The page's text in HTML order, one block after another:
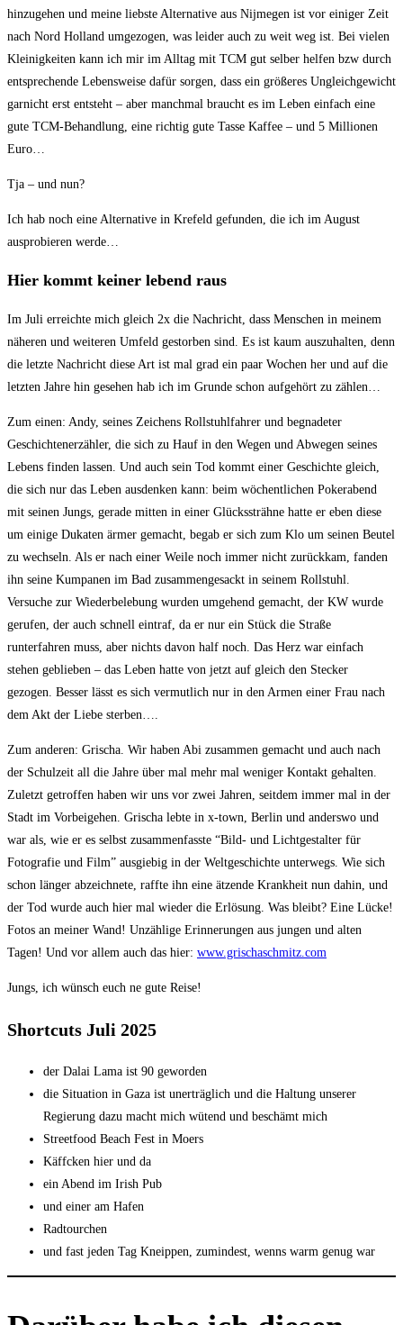
hinzugehen und meine liebste Alternative aus Nijmegen ist vor einiger Zeit
nach Nord Holland umgezogen, was leider auch zu weit weg ist. Bei vielen
Kleinigkeiten kann ich mir im Alltag mit TCM gut selber helfen bzw durch
entsprechende Lebensweise dafür sorgen, dass ein größeres Ungleichgewicht
garnicht erst entsteht – aber manchmal braucht es im Leben einfach eine
gute TCM-Behandlung, eine richtig gute Tasse Kaffee – und 5 Millionen
Euro…
Tja – und nun?
Ich hab noch eine Alternative in Krefeld gefunden, die ich im August
ausprobieren werde…
Hier kommt keiner lebend raus
Im Juli erreichte mich gleich 2x die Nachricht, dass Menschen in meinem
näheren und weiteren Umfeld gestorben sind. Es ist kaum auszuhalten, denn
die letzte Nachricht diese Art ist mal grad ein paar Wochen her und auf die
letzten Jahre hin gesehen hab ich im Grunde schon aufgehört zu zählen…
Zum einen: Andy, seines Zeichens Rollstuhlfahrer und begnadeter
Geschichtenerzähler, die sich zu Hauf in den Wegen und Abwegen seines
Lebens finden lassen. Und auch sein Tod kommt einer Geschichte gleich,
die sich nur das Leben ausdenken kann: beim wöchentlichen Pokerabend
mit seinen Jungs, gerade mitten in einer Glückssträhne hatte er eben diese
um einige Dukaten ärmer gemacht, begab er sich zum Klo um seinen Beutel
zu wechseln. Als er nach einer Weile noch immer nicht zurückkam, fanden
ihn seine Kumpanen im Bad zusammengesackt in seinem Rollstuhl.
Versuche zur Wiederbelebung wurden umgehend gemacht, der KW wurde
gerufen, der auch schnell eintraf, da er nur ein Stück die Straße
runterfahren muss, aber nichts davon half noch. Das Herz war einfach
stehen geblieben – das Leben hatte von jetzt auf gleich den Stecker
gezogen. Besser lässt es sich vermutlich nur in den Armen einer Frau nach
dem Akt der Liebe sterben….
Zum anderen: Grischa. Wir haben Abi zusammen gemacht und auch nach
der Schulzeit all die Jahre über mal mehr mal weniger Kontakt gehalten.
Zuletzt getroffen haben wir uns vor zwei Jahren, seitdem immer mal in der
Stadt im Vorbeigehen. Grischa lebte in x-town, Berlin und anderswo und
war als, wie er es selbst zusammenfasste “Bild- und Lichtgestalter für
Fotografie und Film” ausgiebig in der Weltgeschichte unterwegs. Wie sich
schon länger abzeichnete, raffte ihn eine ätzende Krankheit nun dahin, und
der Tod wurde auch hier mal wieder die Erlösung. Was bleibt? Eine Lücke!
Fotos an meiner Wand! Unzählige Erinnerungen aus jungen und alten
Tagen! Und vor allem auch das hier: www.grischaschmitz.com
Jungs, ich wünsch euch ne gute Reise!
Shortcuts Juli 2025
der Dalai Lama ist 90 geworden
die Situation in Gaza ist unerträglich und die Haltung unserer
Regierung dazu macht mich wütend und beschämt mich
Streetfood Beach Fest in Moers
Käffcken hier und da
ein Abend im Irish Pub
und einer am Hafen
Radtourchen
und fast jeden Tag Kneippen, zumindest, wenns warm genug war